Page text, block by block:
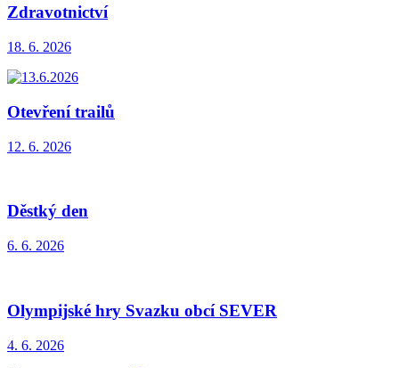
Zdravotnictví
18. 6. 2026
Otevření trailů
12. 6. 2026
Děstký den
6. 6. 2026
Olympijské hry Svazku obcí SEVER
4. 6. 2026